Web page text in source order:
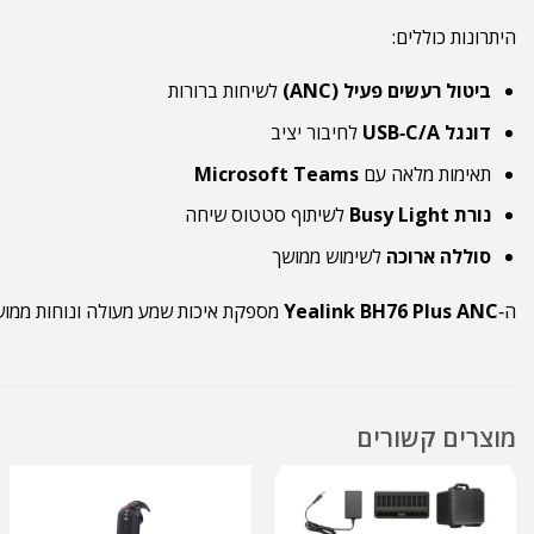
היתרונות כוללים:
ביטול רעשים פעיל (ANC)
לשיחות ברורות
דונגל USB‑C/A
לחיבור יציב
תאימות מלאה עם Microsoft Teams
נורת Busy Light
לשיתוף סטטוס שיחה
סוללה ארוכה לשימוש ממושך
ה‑Yealink BH76 Plus ANC מספקת איכות שמע מעולה ונוחות
מוצרים קשורים